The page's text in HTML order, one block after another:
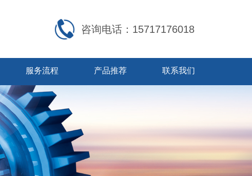
咨询电话：15717176018
服务流程 产品推荐 联系我们